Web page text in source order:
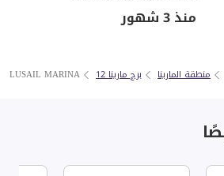
منذ 3 شهور
منطقة المارينا برج مارينا 12 | LUSAIL MARINA